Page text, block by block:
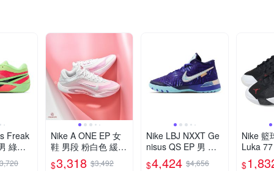
Freak
綠粉
覆 緩
Nike A ONE EP 女
鞋 男段 粉白色 緩震
運動 包覆 耐磨 實戰
$3,318 $3,492
Nike LBJ NXXT Ge
nisus QS EP 男 紫
藍 緩震 實戰 包覆
$4,424 $4,656
Nike 籃
Luka
鞋 黑
$